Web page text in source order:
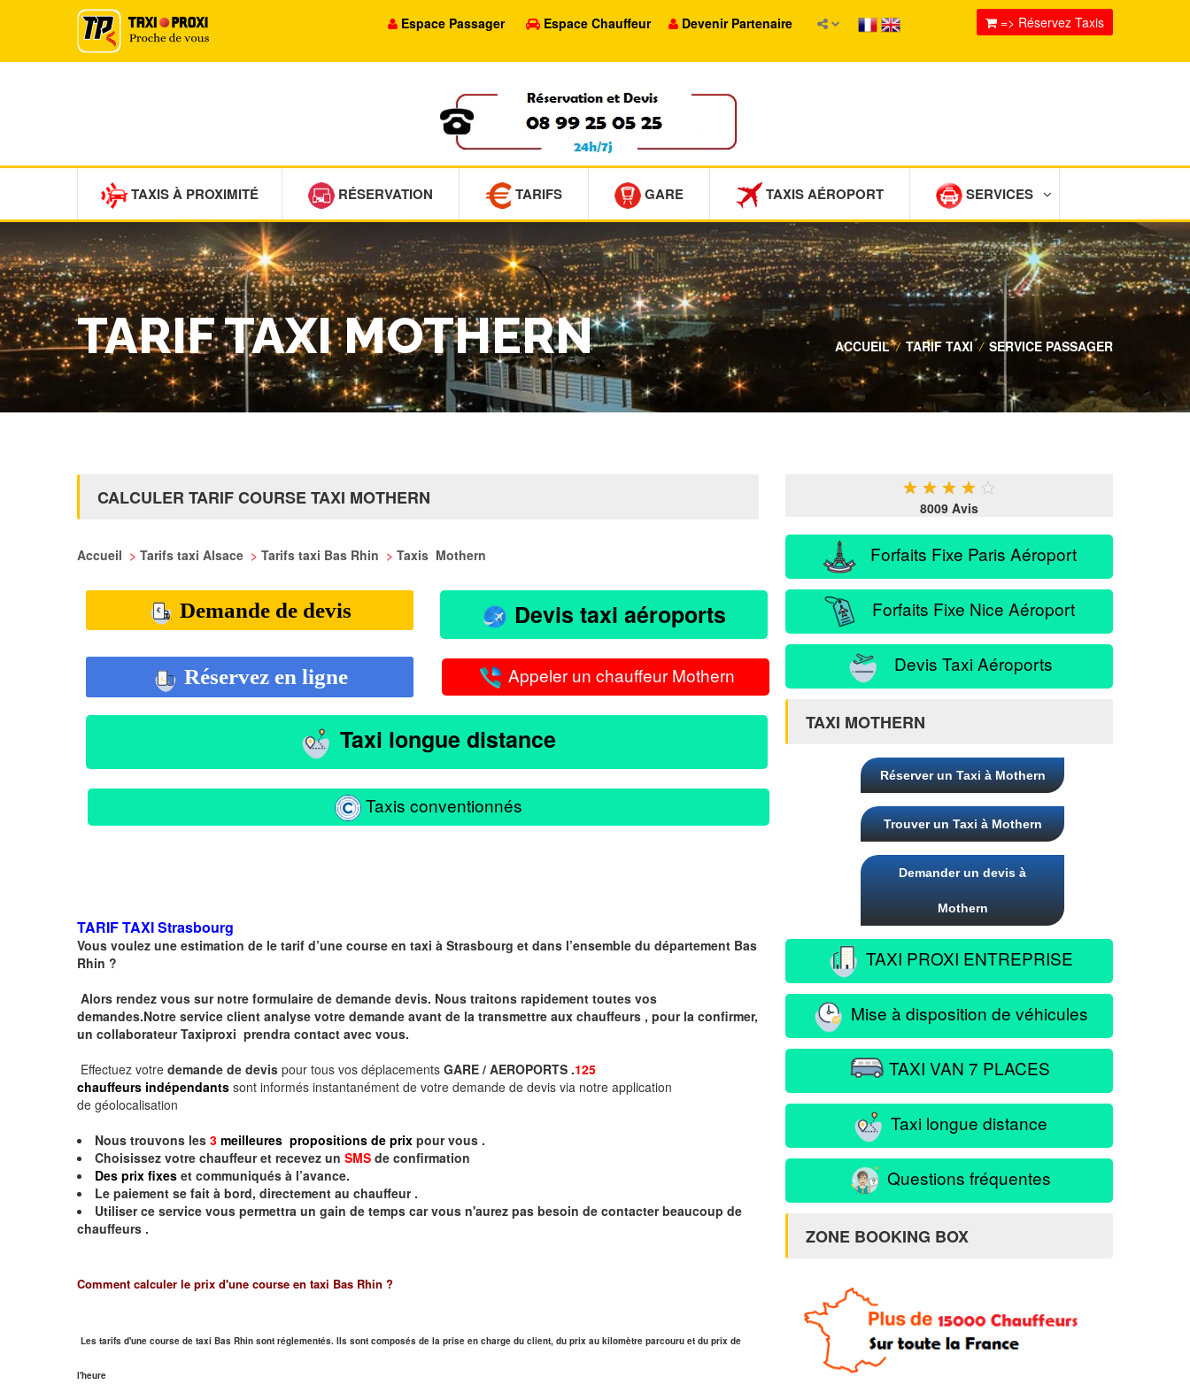
Espace Passager Espace Chauffeur Devenir Partenaire => Réservez Taxis
TAXIS À PROXIMITÉ RÉSERVATION TARIFS GARE TAXIS AÉROPORT SERVICES
TARIF TAXI MOTHERN ACCUEIL / TARIF TAXI / SERVICE PASSAGER
CALCULER TARIF COURSE TAXI MOTHERN
Accueil > Tarifs taxi Alsace > Tarifs taxi Bas Rhin > Taxis Mothern
Demande de devis Devis taxi aéroports
Réservez en ligne Appeler un chauffeur Mothern
Taxi longue distance
Taxis conventionnés
TARIF TAXIStrasbourg
Vous voulez une estimation de le tarif d’une course en taxi à Strasbourg et dans l’ensemble du département Bas
Rhin ?
Alors rendez vous sur notre formulaire de demande devis. Nous traitons rapidement toutes vos
demandes.Notre service client analyse votre demande avant de la transmettre aux chauffeurs , pour la confirmer,
un collaborateur Taxiproxi prendra contact avec vous.
Effectuez votre demande de devis pour tous vos déplacements GARE / AEROPORTS .125
chauffeurs indépendants sont informés instantanément de votre demande de devis via notre application
de géolocalisation
Nous trouvons les 3 meilleures propositions de prix pour vous .
Choisissez votre chauffeur et recevez un SMS de confirmation
Des prix fixes et communiqués à l’avance.
Le paiement se fait à bord, directement au chauffeur .
Utiliser ce service vous permettra un gain de temps car vous n'aurez pas besoin de contacter beaucoup de
chauffeurs .
Comment calculer le prix d'une course en taxi Bas Rhin ?
Les tarifs d'une course de taxi Bas Rhin sont réglementés. Ils sont composés de la prise en charge du client, du prix au kilomètre parcouru et du prix de
l'heure
★ ★ ★ ★ ★
8009 Avis
Forfaits Fixe Paris Aéroport
Forfaits Fixe Nice Aéroport
Devis Taxi Aéroports
TAXI MOTHERN
Réserver un Taxi à Mothern
Trouver un Taxi à Mothern
Demander un devis à
Mothern
TAXI PROXI ENTREPRISE
Mise à disposition de véhicules
TAXI VAN 7 PLACES
Taxi longue distance
Questions fréquentes
ZONE BOOKING BOX